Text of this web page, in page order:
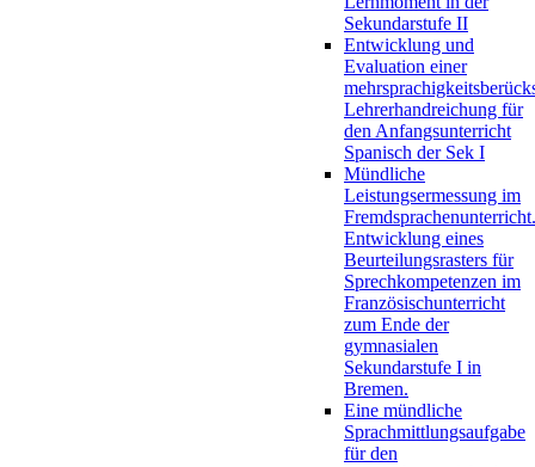
Sekundarstufe II
Entwicklung und
Evaluation einer
Lehrerhandreichung für
den Anfangsunterricht
Spanisch der Sek I
Mündliche
Leistungsermessung im
Fremdsprachenunterricht.
Entwicklung eines
Beurteilungsrasters für
Sprechkompetenzen im
Französischunterricht
zum Ende der
gymnasialen
Sekundarstufe I in
Bremen.
Eine mündliche
Sprachmittlungsaufgabe
für den